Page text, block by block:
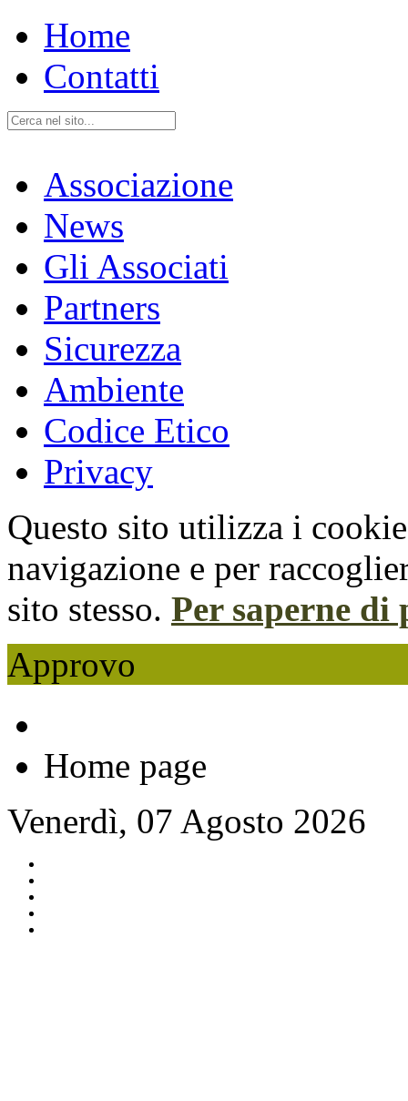
Home
Contatti
Associazione
News
Gli Associati
Partners
Sicurezza
Ambiente
Codice Etico
Privacy
Questo sito utilizza i
navigazione e per
sito stesso. Per saperne di
Approvo
Home page
Venerdì, 07 Agosto 2026